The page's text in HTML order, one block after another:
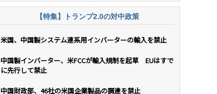
【特集】トランプ2.0の対中政策
米国、中国製システム連系用インバーターの輸入を禁止
中国製インバーター、米FCCが輸入規制を起草 EUはすで
に先行して禁止
中国財政部、46社の米国企業製品の調達を禁止